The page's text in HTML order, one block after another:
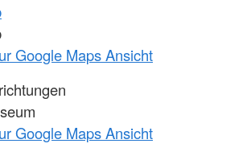
Google Maps Ansicht
Google Maps Ansicht